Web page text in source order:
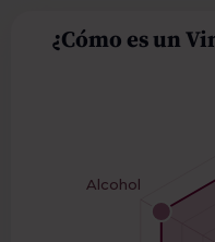
¿Cómo es un
Alcohol